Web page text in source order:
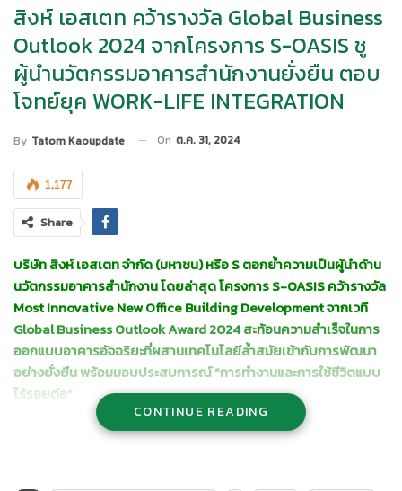
สิงห์ เอสเตท คว้ารางวัล Global Business
Outlook 2024 จากโครงการ S-OASIS ชู
ผู้นำนวัตกรรมอาคารสำนักงานยั่งยืน ตอบ
โจทย์ยุค WORK-LIFE INTEGRATION
By Tatom Kaoupdate On ต.ค. 31, 2024
1,177
Share
บริษัท สิงห์ เอสเตท จำกัด (มหาชน) หรือ S ตอกย้ำความเป็นผู้นำด้าน
นวัตกรรมอาคารสำนักงาน โดยล่าสุด โครงการ S-OASIS คว้ารางวัล
Most Innovative New Office Building Development จากเวที
Global Business Outlook Award 2024 สะท้อนความสำเร็จในการ
ออกแบบอาคารอัจฉริยะที่ผสานเทคโนโลยีล้ำสมัยเข้ากับการพัฒนา
อย่างยั่งยืน พร้อมมอบประสบการณ์ “การทำงานและการใช้ชีวิตแบบ
ไร้รอยต่อ”
นางอรณีย์ พูลขวัญ ประธานเจ้าหน้าที่บริหาร สายพัฒนาธุรกิจค้าปลีก
CONTINUE READING